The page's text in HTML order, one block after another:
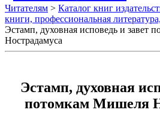
Читателям > Каталог книг
книги, профессиональная
Эстамп, духовная исповедь и завет
Нострадамуса
Эстамп, духовная
потомкам Мишеля